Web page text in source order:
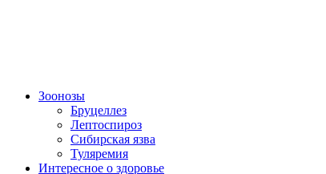
Зоонозы
Бруцеллез
Лептоспироз
Сибирская язва
Туляремия
Интересное о здоровье